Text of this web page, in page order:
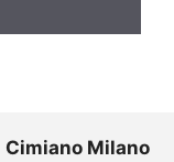
Cimiano Milano